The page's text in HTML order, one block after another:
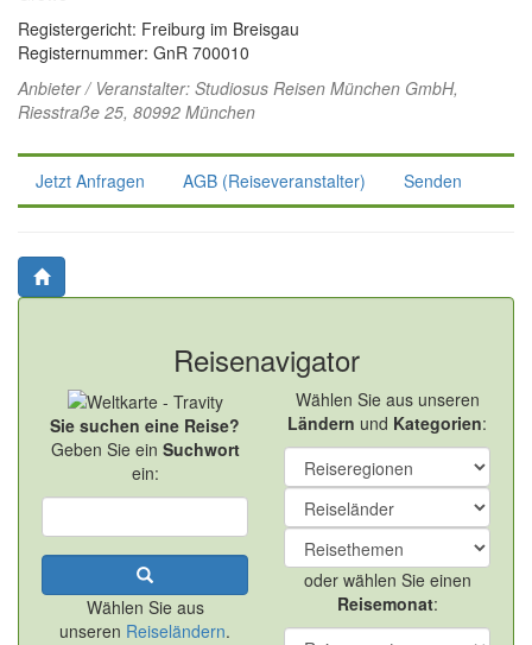
Registergericht: Freiburg im Breisgau
Registernummer: GnR 700010
Anbieter / Veranstalter: Studiosus Reisen München GmbH,
Riesstraße 25, 80992 München
Jetzt Anfragen AGB (Reiseveranstalter) Senden
Reisenavigator
Sie suchen eine Reise?
Geben Sie ein Suchwort
ein:
Wählen Sie aus
unseren Reiseländern.
Wählen Sie aus unseren
Ländern und Kategorien:
oder wählen Sie einen
Reisemonat: